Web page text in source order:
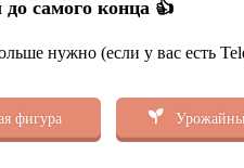
самого конца 👍
нужно (если у вас есть
фигура